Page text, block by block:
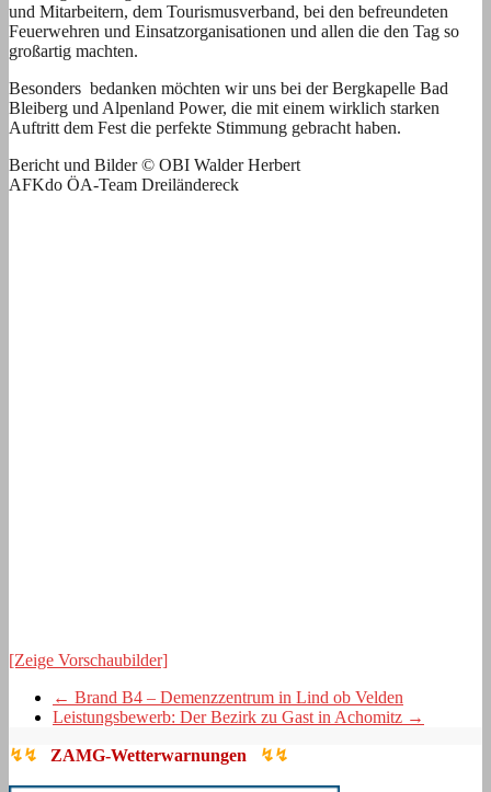
und Mitarbeitern, dem Tourismusverband, bei den befreundeten
Feuerwehren und Einsatzorganisationen und allen die den Tag so
großartig machten.
Besonders bedanken möchten wir uns bei der Bergkapelle Bad
Bleiberg und Alpenland Power, die mit einem wirklich starken
Auftritt dem Fest die perfekte Stimmung gebracht haben.
Bericht und Bilder © OBI Walder Herbert
AFKdo ÖA-Team Dreiländereck
[Zeige Vorschaubilder]
← Brand B4 – Demenzzentrum in Lind ob Velden
Leistungsbewerb: Der Bezirk zu Gast in Achomitz →
↯↯ ZAMG-Wetterwarnungen ↯↯